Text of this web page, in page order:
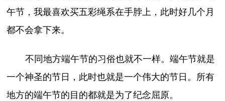
午节，我最喜欢买五彩绳系在手脖上，此时好几个月
都不会拿下来。
不同地方端午节的习俗也就不一样。端午节就是
一个神圣的节日，此时也就是一个伟大的节日。所有
地方的端午节的目的都就是为了纪念屈原。